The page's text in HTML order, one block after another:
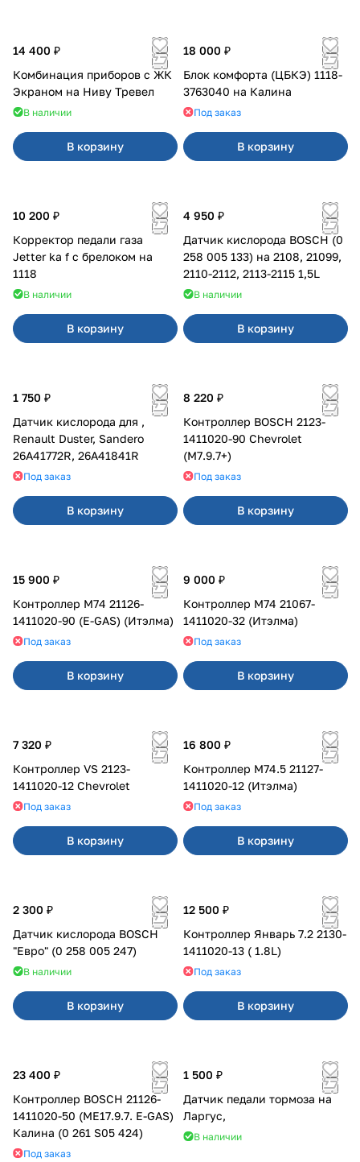
14 400 ₽
Комбинация приборов с ЖК
Экраном на Ниву Тревел
В наличии
В корзину
18 000 ₽
Блок комфорта (ЦБКЭ) 1118-
3763040 на Калина
Под заказ
В корзину
10 200 ₽
Корректор педали газа
Jetter ka f с брелоком на
1118
В наличии
В корзину
4 950 ₽
Датчик кислорода BOSCH (0
258 005 133) на 2108, 21099,
2110-2112, 2113-2115 1,5L
В наличии
В корзину
1 750 ₽
Датчик кислорода для ,
Renault Duster, Sandero
26A41772R, 26A41841R
Под заказ
В корзину
8 220 ₽
Контроллер BOSCH 2123-
1411020-90 Chevrolet
(M7.9.7+)
Под заказ
В корзину
15 900 ₽
Контроллер М74 21126-
1411020-90 (E-GAS) (Итэлма)
Под заказ
В корзину
9 000 ₽
Контроллер М74 21067-
1411020-32 (Итэлма)
Под заказ
В корзину
7 320 ₽
Контроллер VS 2123-
1411020-12 Chevrolet
Под заказ
В корзину
16 800 ₽
Контроллер М74.5 21127-
1411020-12 (Итэлма)
Под заказ
В корзину
2 300 ₽
Датчик кислорода BOSCH
"Евро" (0 258 005 247)
В наличии
В корзину
12 500 ₽
Контроллер Январь 7.2 2130-
1411020-13 ( 1.8L)
Под заказ
В корзину
23 400 ₽
Контроллер BOSCH 21126-
1411020-50 (ME17.9.7. E-GAS)
Калина (0 261 S05 424)
Под заказ
1 500 ₽
Датчик педали тормоза на
Ларгус,
В наличии